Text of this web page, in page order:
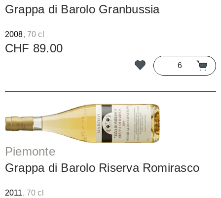
Grappa di Barolo Granbussia
2008, 70 cl
CHF 89.00
Piemonte
Grappa di Barolo Riserva Romirasco
2011, 70 cl